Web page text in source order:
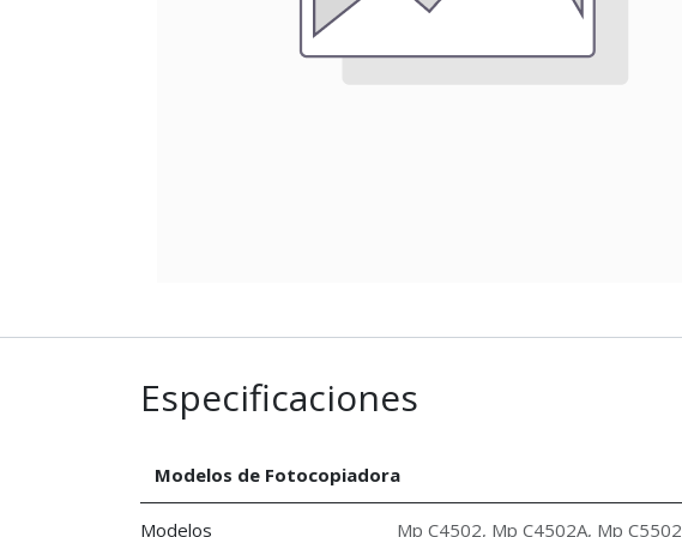
Especificaciones
Modelos de Fotocopiadora
Modelos Mp C4502, Mp C4502A, Mp C5502